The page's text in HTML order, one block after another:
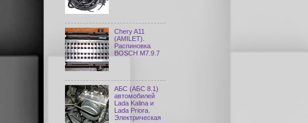
Chery A11
(AMILET).
Распиновка
BOSCH M7.9.7
АБС (АБС 8.1)
автомобилей
Lada Kalina и
Lada Priora.
Электрическая